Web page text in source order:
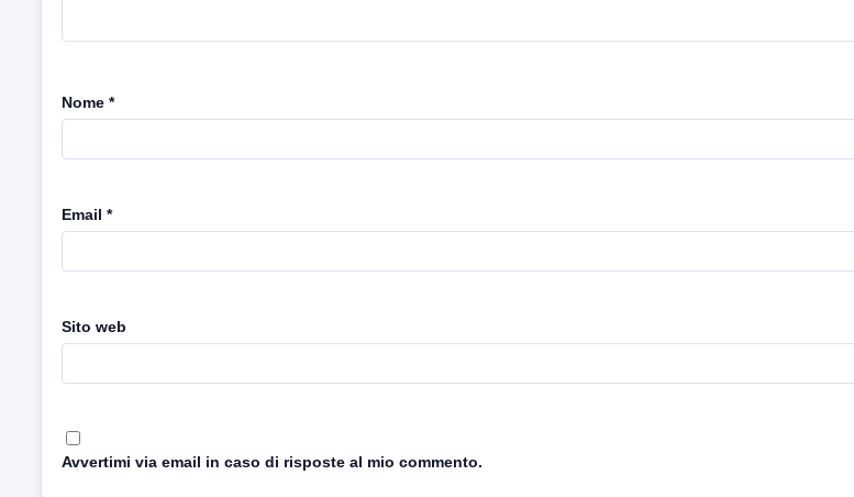
Nome *
Email *
Sito web
Avvertimi via email in caso di risposte al mio commento.